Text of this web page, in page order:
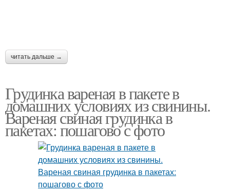
читать дальше →
Грудинка вареная в пакете в
домашних условиях из свинины.
Вареная свиная грудинка в
пакетах: пошагово с фото